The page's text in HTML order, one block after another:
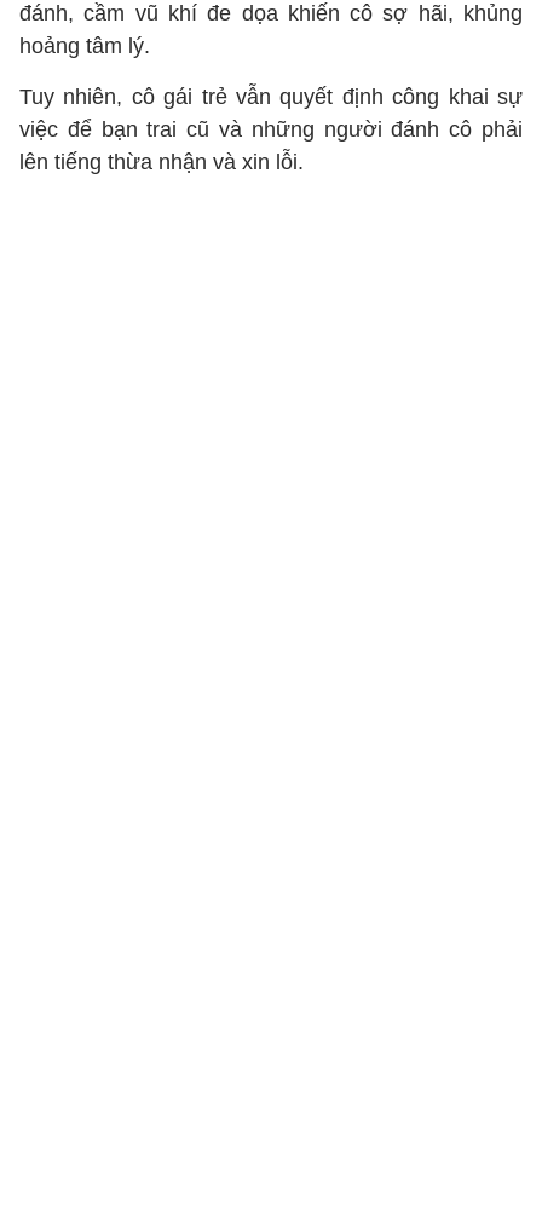
đánh, cầm vũ khí đe dọa khiến cô sợ hãi, khủng
hoảng tâm lý.
Tuy nhiên, cô gái trẻ vẫn quyết định công khai sự
việc để bạn trai cũ và những người đánh cô phải
lên tiếng thừa nhận và xin lỗi.